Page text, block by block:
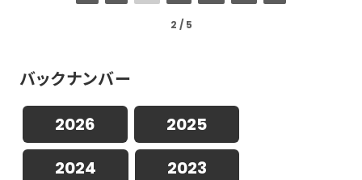
2 / 5
バックナンバー
2026
2025
2024
2023